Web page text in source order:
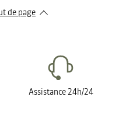
de page​
Assistance 24h/24